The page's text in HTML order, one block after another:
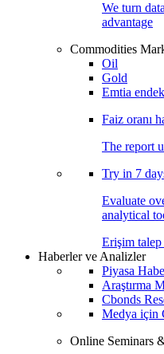
We turn
advantage
Commodities
Oil
Gold
Emtia
Faiz oranı
The report
Try in 7
Evaluate
analytical
Erişim talep
Haberler ve Analizler
Piyasa
Araştırma
Cbonds
Medya için
Online Seminars